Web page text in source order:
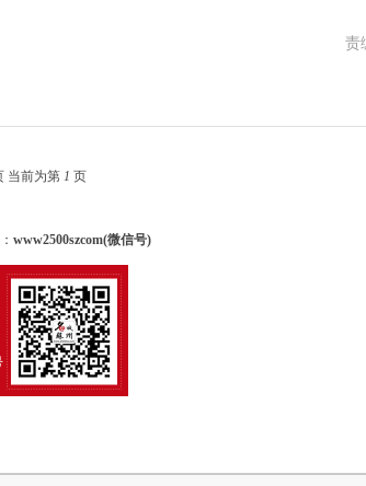
责
当前为第 1 页
www2500szcom(微信号)